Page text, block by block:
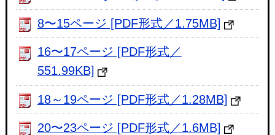
8〜15ページ [PDF形式／1.75MB]
16〜17ページ [PDF形式／
551.99KB]
18～19ページ [PDF形式／1.28MB]
20〜23ページ [PDF形式／1.6MB]